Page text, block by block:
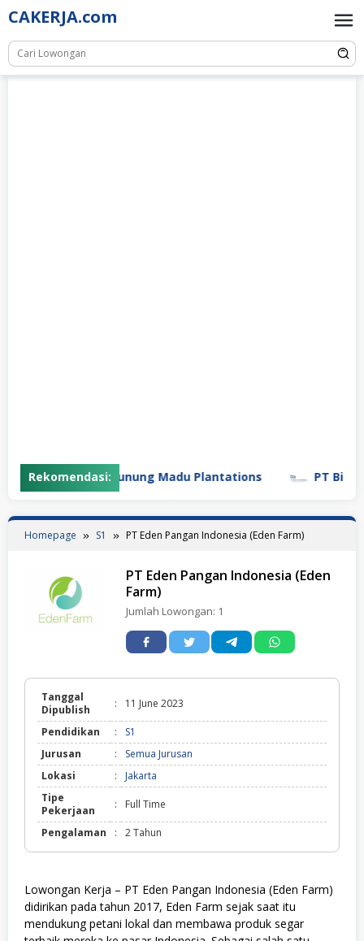
Skip
to
content
CAKERJA.com
Rekomendasi:
PT Gunung Madu Plantations PT Bifarma
Homepage S1 PT Eden Pangan Indonesia (Eden Farm)
PT Eden Pangan Indonesia (Eden
Farm)
Jumlah Lowongan: 1
Tanggal
Dipublish
: 11 June 2023
Pendidikan :
S1
Jurusan
:
Semua Jurusan
Lokasi
:
Jakarta
Tipe
Pekerjaan
: Full Time
Pengalaman : 2 Tahun
Lowongan Kerja – PT Eden Pangan Indonesia (Eden Farm)
didirikan pada tahun 2017, Eden Farm sejak saat itu
mendukung petani lokal dan membawa produk segar